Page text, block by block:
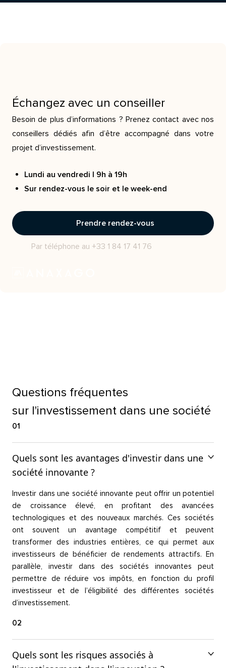
Échangez avec un conseiller
Besoin de plus d’informations ? Prenez contact avec nos
conseillers dédiés afin d’être accompagné dans votre
projet d’investissement.
Lundi au vendredi | 9h à 19h
Sur rendez-vous le soir et le week-end
Prendre rendez-vous
Par téléphone au +33 1 84 17 41 76
Questions fréquentes
sur l'investissement dans une société
01
Quels sont les avantages d'investir dans une
société innovante ?
Investir dans une société innovante peut offrir un potentiel
de croissance élevé, en profitant des avancées
technologiques et des nouveaux marchés. Ces sociétés
ont souvent un avantage compétitif et peuvent
transformer des industries entières, ce qui permet aux
investisseurs de bénéficier de rendements attractifs. En
parallèle, investir dans des sociétés innovantes peut
permettre de réduire vos impôts, en fonction du profil
investisseur et de l’éligibilité des différentes sociétés
d’investissement.
02
Quels sont les risques associés à